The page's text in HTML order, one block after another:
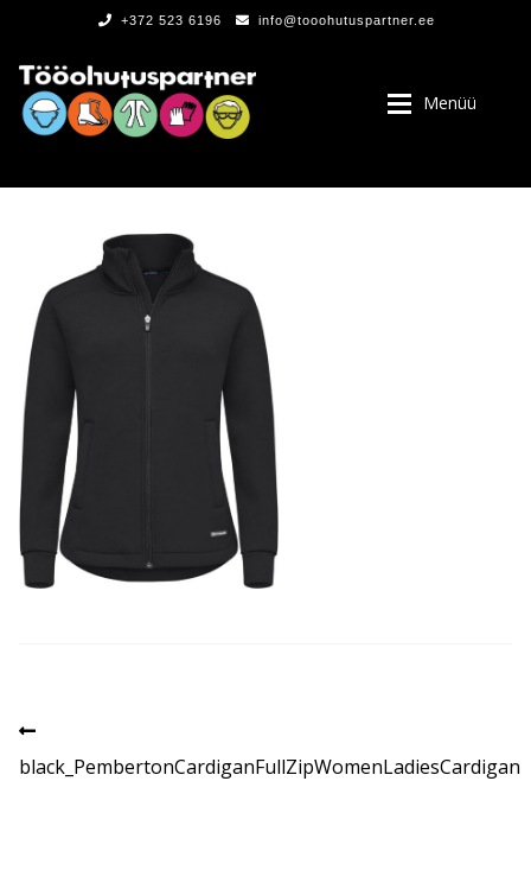
+372 523 6196 info@tooohutuspartner.ee
Menüü
Navigeerimine
postitus:
black_PembertonCardiganFullZipWomenLadiesCardigan